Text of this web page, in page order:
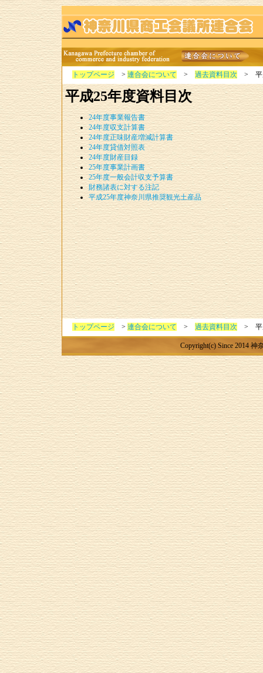
トップページ > 連合会について > 過去資料目次 > 平
平成25年度資料目次
24年度事業報告書
24年度収支計算書
24年度正味財産増減計算書
24年度貸借対照表
24年度財産目録
25年度事業計画書
25年度一般会計収支予算書
財務諸表に対する注記
平成25年度神奈川県推奨観光土産品
トップページ > 連合会について > 過去資料目次 > 平
Copyright(c) Since 2014